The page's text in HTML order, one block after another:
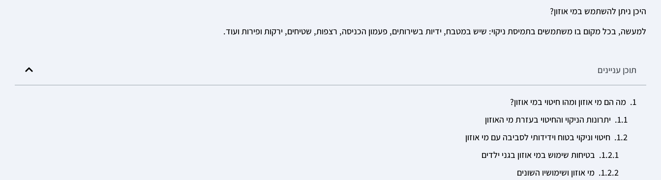
היכן ניתן להשתמש במי אוזון?
למעשה, בכל מקום בו משתמשים בתמיסת ניקוי: שיש במטבח, ידיות בשירותים, פעמון הכניסה, רצפות, שטיחים, ירקות ופירות ועוד.
תוכן עניינים
מה הם מי אוזון ומהו חיטוי במי אוזון?
יתרונות הניקוי והחיטוי בעזרת מי האוזון
חיטוי וניקוי בטוח וידידותי לסביבה עם מי אוזון
בטיחות שימוש במי אוזון בגני ילדים
מי אוזון ושימושיו השונים